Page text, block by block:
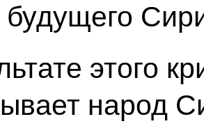
будущего
этого
народ